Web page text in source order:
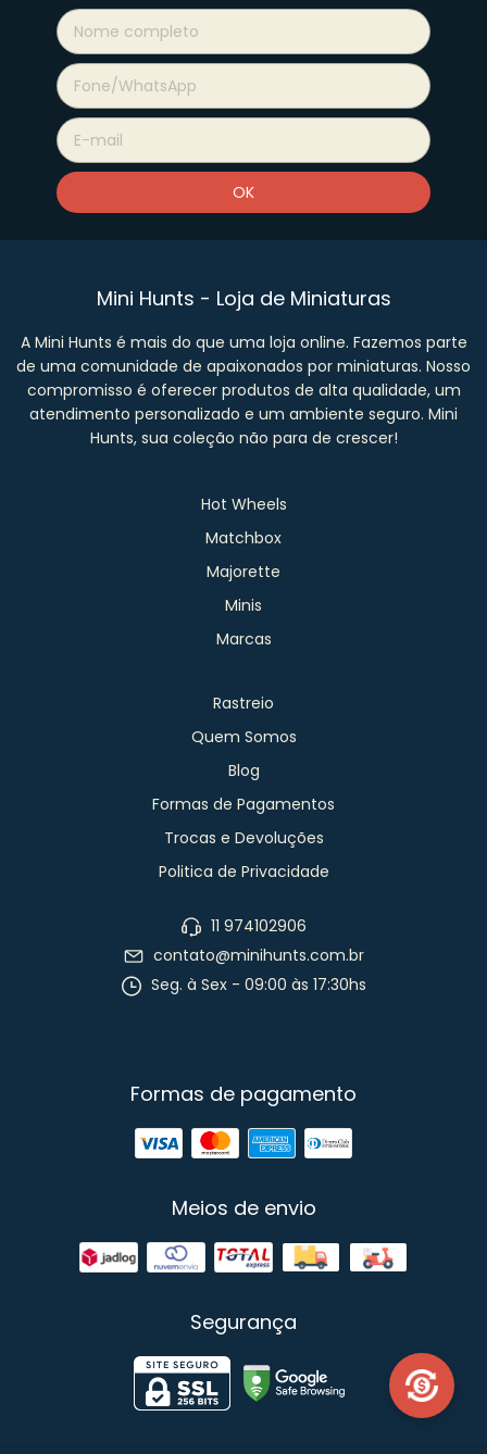
Mini Hunts - Loja de Miniaturas
A Mini Hunts é mais do que uma loja online. Fazemos parte
de uma comunidade de apaixonados por miniaturas. Nosso
compromisso é oferecer produtos de alta qualidade, um
atendimento personalizado e um ambiente seguro. Mini
Hunts, sua coleção não para de crescer!
Hot Wheels
Matchbox
Majorette
Minis
Marcas
Rastreio
Quem Somos
Blog
Formas de Pagamentos
Trocas e Devoluções
Politica de Privacidade
11 974102906
contato@minihunts.com.br
Seg. à Sex - 09:00 às 17:30hs
Formas de pagamento
Meios de envio
Segurança